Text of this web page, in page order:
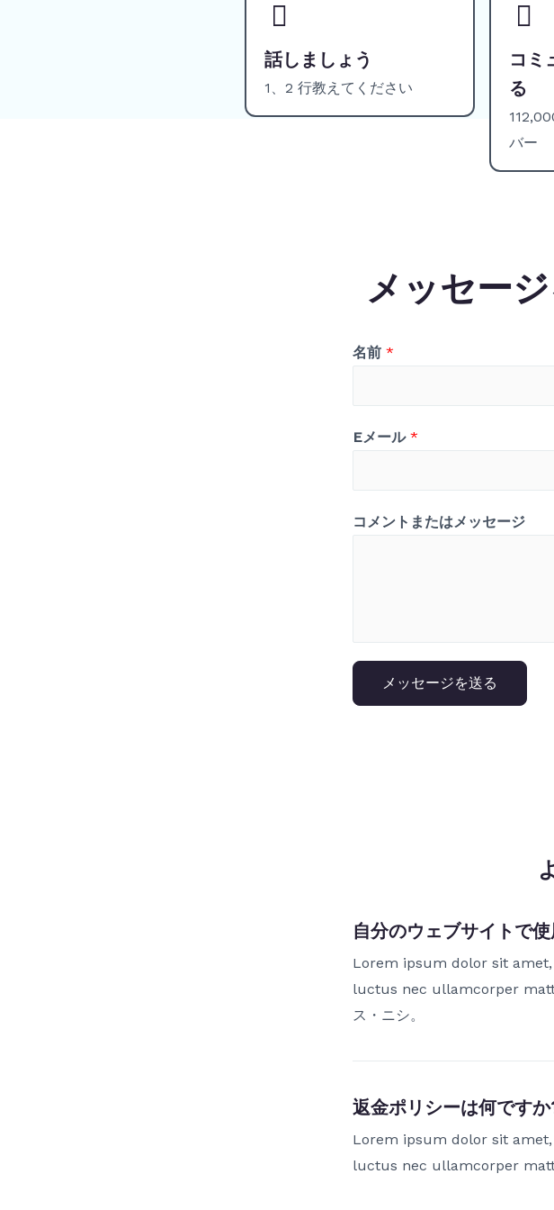
話しましょう
1、2 行教えてください
コミ
る
バー
メッセー
名前 *
Eメール *
コメントまたはメッセージ
メッセージを送る
自分のウェブサイトで
Lorem ipsum dolor sit
luctus nec ullamcorper
ス・ニシ。
返金ポリシーは何です
Lorem ipsum dolor sit
luctus nec ullamcorper